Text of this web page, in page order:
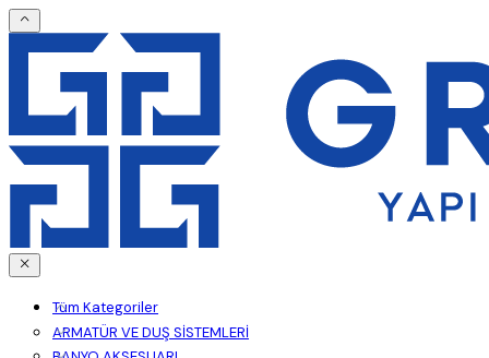
Tüm Kategoriler
ARMATÜR VE DUŞ SİSTEMLERİ